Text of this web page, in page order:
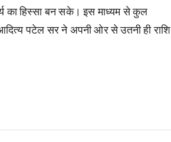
का हिस्सा बन सके। इस माध्यम से कुल
पटेल सर ने अपनी ओर से उतनी ही राशि